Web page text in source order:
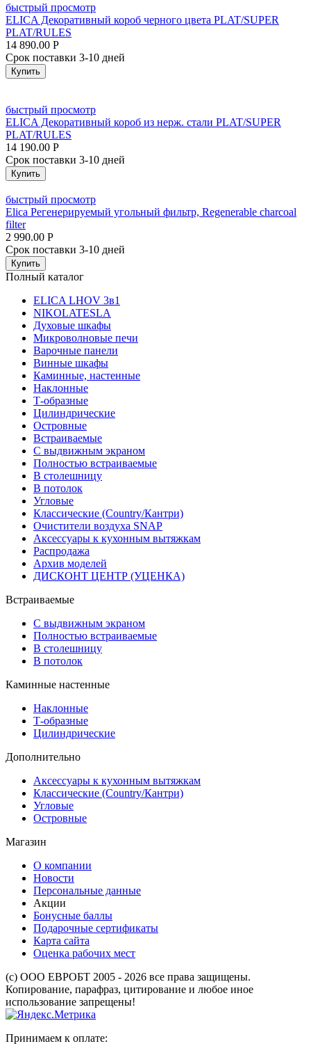
быстрый просмотр
ELICA Декоративный короб черного цвета PLAT/SUPER
PLAT/RULES
14 890.00 Р
Срок поставки 3-10 дней
Купить
быстрый просмотр
ELICA Декоративный короб из нерж. стали PLAT/SUPER
PLAT/RULES
14 190.00 Р
Срок поставки 3-10 дней
Купить
быстрый просмотр
Elica Регенерируемый угольный фильтр, Regenerable charcoal
filter
2 990.00 Р
Срок поставки 3-10 дней
Купить
Полный каталог
ELICA LHOV 3в1
NIKOLATESLA
Духовые шкафы
Микроволновые печи
Варочные панели
Винные шкафы
Каминные, настенные
Наклонные
Т-образные
Цилиндрические
Островные
Встраиваемые
С выдвижным экраном
Полностью встраиваемые
В столешницу
В потолок
Угловые
Классические (Country/Кантри)
Очистители воздуха SNAP
Аксессуары к кухонным вытяжкам
Распродажа
Архив моделей
ДИСКОНТ ЦЕНТР (УЦЕНКА)
Встраиваемые
С выдвижным экраном
Полностью встраиваемые
В столешницу
В потолок
Каминные настенные
Наклонные
Т-образные
Цилиндрические
Дополнительно
Аксессуары к кухонным вытяжкам
Классические (Country/Кантри)
Угловые
Островные
Магазин
О компании
Новости
Персональные данные
Акции
Бонусные баллы
Подарочные сертификаты
Карта сайта
Оценка рабочих мест
(с) ООО ЕВРОБТ 2005 - 2026 все права защищены.
Копирование, парафраз, цитирование и любое иное
использование запрещены!
Принимаем к оплате: